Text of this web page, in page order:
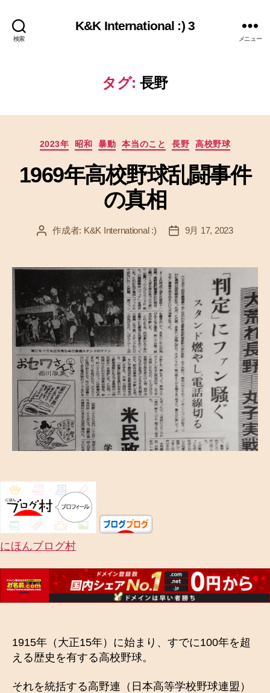
検索
K&K International :) 3
メニュー
タグ: 長野
カ
ゴ
リ
ー
2023年 昭和 暴動 本当のこと 長野 高校野球
1969年高校野球乱闘事件
の真相
投 作成者: K&K International :)
投 9月 17, 2023
にほんブログ村
1915年（大正15年）に始まり、すでに100年を超
える歴史を有する高校野球。
それを統括する高野連（日本高等学校野球連盟）